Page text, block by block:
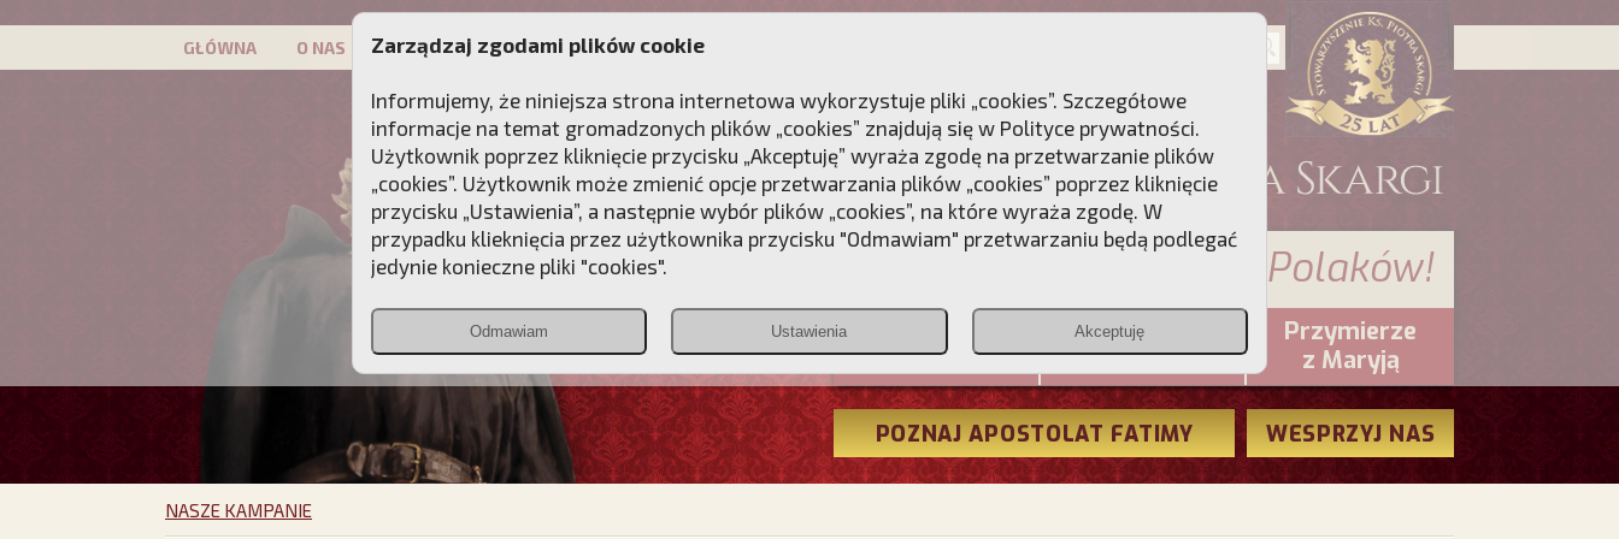
GŁÓWNA O NAS PATRON KAMPANIE DLA DUSZY
Przebudźmy sumienia Polaków!
Christiana
PCh24.pl
Przymierze
z Maryją
POZNAJ APOSTOLAT FATIMY WESPRZYJ NAS
NASZE KAMPANIE
Zarządzaj zgodami plików cookie
Informujemy, że niniejsza strona internetowa wykorzystuje pliki „cookies”. Szczegółowe
informacje na temat gromadzonych plików „cookies” znajdują się w Polityce prywatności.
Użytkownik poprzez kliknięcie przycisku „Akceptuję” wyraża zgodę na przetwarzanie plików
„cookies”. Użytkownik może zmienić opcje przetwarzania plików „cookies” poprzez kliknięcie
przycisku „Ustawienia”, a następnie wybór plików „cookies”, na które wyraża zgodę. W
przypadku klieknięcia przez użytkownika przycisku "Odmawiam" przetwarzaniu będą podlegać
jedynie konieczne pliki "cookies".
Odmawiam Ustawienia Akceptuję